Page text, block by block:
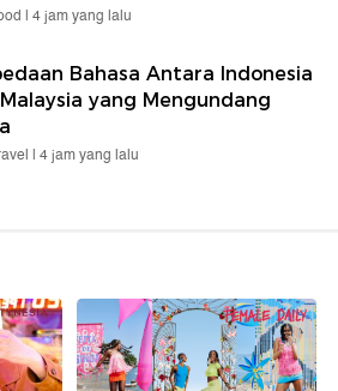
| 4 jam yang lalu
Bahasa Antara Indonesia
yang Mengundang
| 4 jam yang lalu